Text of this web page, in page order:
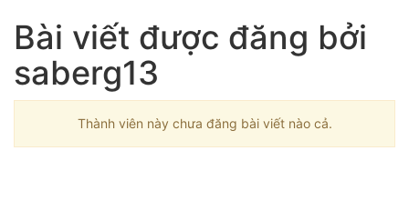
Bài viết được đăng bởi
saberg13
Thành viên này chưa đăng bài viết nào cả.